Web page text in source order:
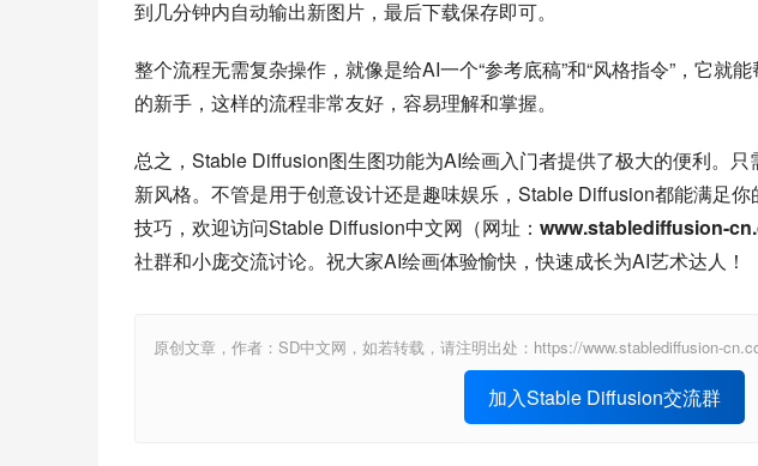
到几分钟内自动输出新图片，最后下载保存即可。
整个流程无需复杂操作，就像是给AI一个“参考底稿”和“风格指令”，它就
的新手，这样的流程非常友好，容易理解和掌握。
总之，Stable Diffusion图生图功能为AI绘画入门者提供了极大的便利。
新风格。不管是用于创意设计还是趣味娱乐，Stable Diffusion都能满足
技巧，欢迎访问Stable Diffusion中文网（网址： www.stablediffusion-
社群和小庞交流讨论。祝大家AI绘画体验愉快，快速成长为AI艺术达人！
原创文章，作者：SD中文网，如若转载，请注明出处：https://www.stablediffusion-
加入Stable Diffusion交流群